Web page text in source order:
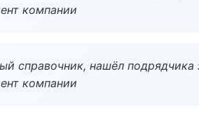
компании
справочник, нашёл
компании